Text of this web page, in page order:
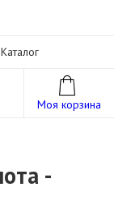
Каталог
Моя корзина
-